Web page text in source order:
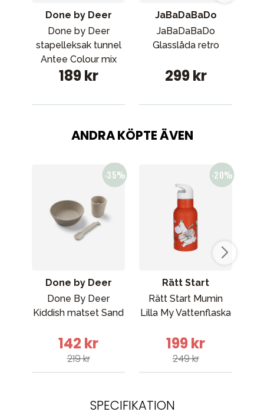
Done by Deer
Done by Deer
stapelleksak tunnel
Antee Colour mix
189 kr
JaBaDaBaDo
JaBaDaBaDo
Glasslåda retro
299 kr
ANDRA KÖPTE ÄVEN
Done by Deer
Done By Deer
Kiddish matset Sand
142 kr
219 kr
Rätt Start
Rätt Start Mumin
Lilla My Vattenflaska
199 kr
249 kr
SPECIFIKATION